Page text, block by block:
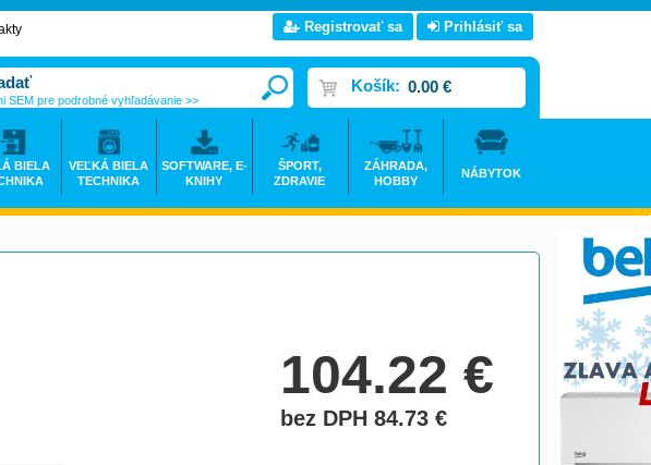
104.22€
bez DPH 84.73€
Registrovať sa Prihlásiť sa
Košík: 0.00 €
SEM pre podrobné vyhľadávanie >>
BIELA
VEĽKÁ BIELA
TECHNIKA
SOFTWARE, E-
KNIHY
ŠPORT,
ZDRAVIE
ZÁHRADA,
HOBBY
NÁBYTOK